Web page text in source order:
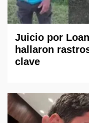
Juicio por
hallaron
clave